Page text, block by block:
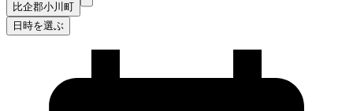
比企郡小川町
日時を選ぶ